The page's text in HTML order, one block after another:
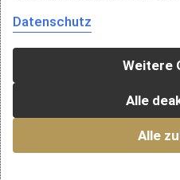
Datenschutz
Weitere
Alle
Alle